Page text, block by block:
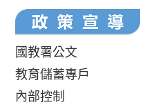
國教署公文
教育儲蓄專戶
內部控制